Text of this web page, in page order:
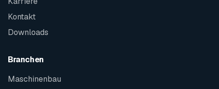
Kontakt
Downloads
Branchen
Maschinenbau